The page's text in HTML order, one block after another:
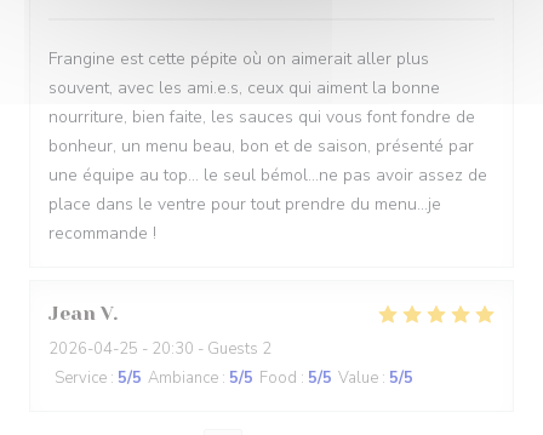
Frangine est cette pépite où on aimerait aller plus
souvent, avec les ami.e.s, ceux qui aiment la bonne
nourriture, bien faite, les sauces qui vous font fondre de
bonheur, un menu beau, bon et de saison, présenté par
une équipe au top... le seul bémol...ne pas avoir assez de
place dans le ventre pour tout prendre du menu...je
recommande !
Jean V
2026-04-25 - 20:30 - Guests 2
Service : 5/5 Ambiance : 5/5 Food : 5/5 Value : 5/5